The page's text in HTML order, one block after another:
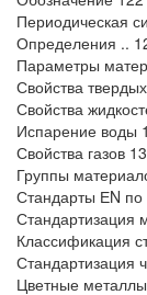
Периодическая
Определения ..
Параметры
Свойства
Свойства
Испарение воды
Свойства газов
Группы
Стандарты ЕN по
Стандартизация
Классификация
Стандартизация
Цветные